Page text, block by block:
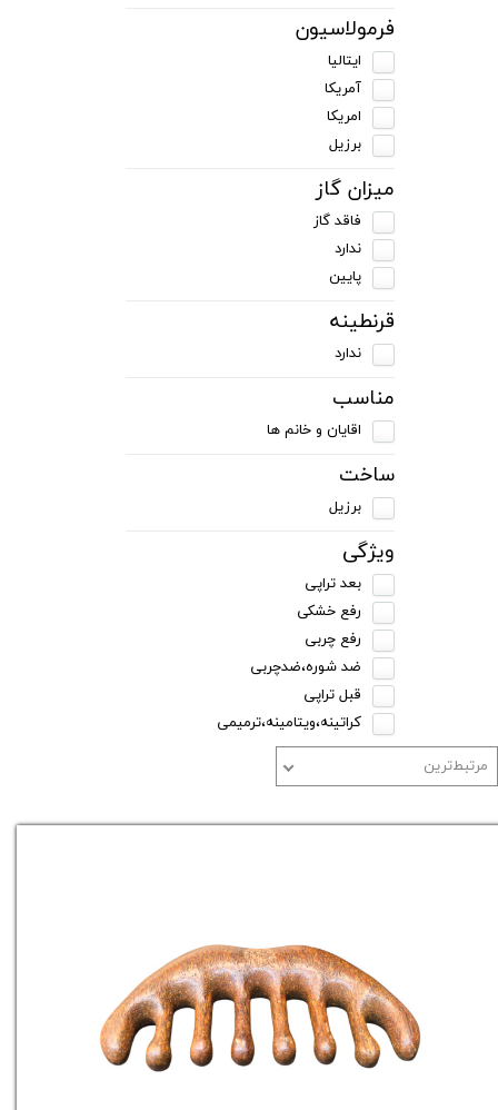
فرمولاسیون
ایتالیا
آمریکا
امریکا
برزیل
میزان گاز
فاقد گاز
ندارد
پایین
قرنطینه
ندارد
مناسب
اقایان و خانم ها
ساخت
برزیل
ویژگی
بعد تراپی
رفع خشکی
رفع چربی
ضد شوره،ضدچربی
قبل تراپی
کراتینه،ویتامینه،ترمیمی
مرتبط‌ترین